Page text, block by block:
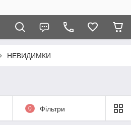
НЕВИДИМКИ
0 Фільтри